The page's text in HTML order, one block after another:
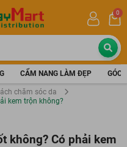
0
CẨM NANG LÀM ĐẸP GÓC
chăm sóc da
kem trộn không?
không? Có phải kem